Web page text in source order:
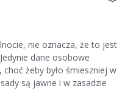
nie oznacza, że to jest
dane osobowe
żeby było śmieszniej w
są jawne i w zasadzie